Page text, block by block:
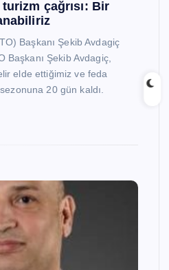
çağrısı: Bir
Başkanı Şekib Avdagiç
Başkanı Şekib Avdagiç,
elde ettiğimiz ve feda
20 gün kaldı.